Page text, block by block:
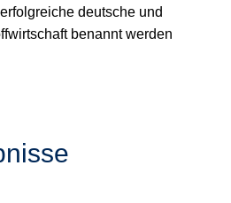
deutsche und
benannt werden